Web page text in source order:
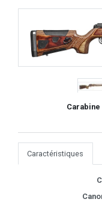
Carabine
Caractéristiques